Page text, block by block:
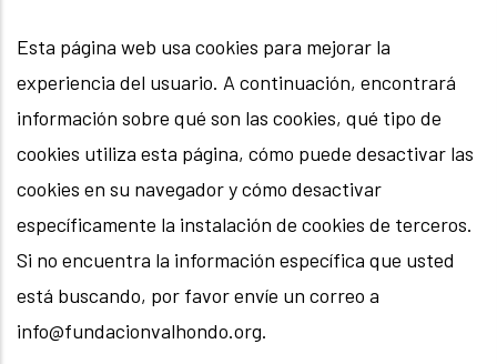
Esta página web usa cookies para mejorar la
experiencia del usuario. A continuación, encontrará
información sobre qué son las cookies, qué tipo de
cookies utiliza esta página, cómo puede desactivar las
cookies en su navegador y cómo desactivar
específicamente la instalación de cookies de terceros.
Si no encuentra la información específica que usted
está buscando, por favor envíe un correo a
info@fundacionvalhondo.org.